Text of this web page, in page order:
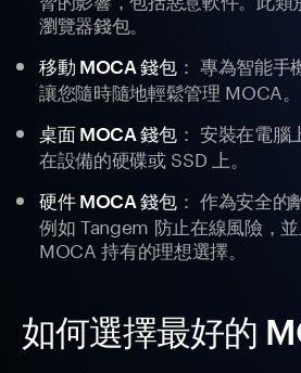
瀏覽器錢包。
移動 MOCA 錢包： 專為智能手
讓您隨時隨地輕鬆管理 MOCA。
桌面 MOCA 錢包： 安裝在電腦
在設備的硬碟或 SSD 上。
硬件 MOCA 錢包： 作為安全的
例如 Tangem 防止在線風險，
MOCA 持有的理想選擇。
如何選擇最好的